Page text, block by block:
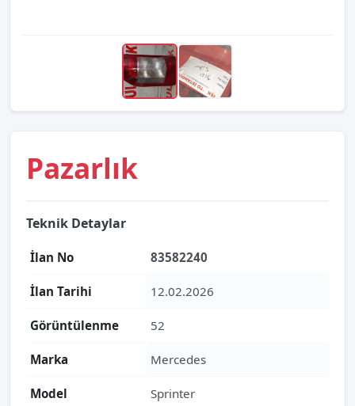
Pazarlık
Teknik Detaylar
İlan No 83582240
İlan Tarihi 12.02.2026
Görüntülenme 52
Marka Mercedes
Model Sprinter